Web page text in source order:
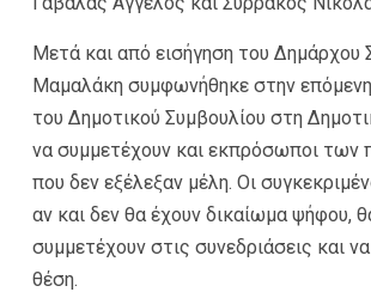
Μετά και από εισήγηση του Δημάρχου
Μαμαλάκη συμφωνήθηκε στην
του Δημοτικού Συμβουλίου στη
να συμμετέχουν και εκπρόσωποι των
που δεν εξέλεξαν μέλη. Οι
αν και δεν θα έχουν δικαίωμα ψήφου,
συμμετέχουν στις συνεδριάσεις και
θέση.